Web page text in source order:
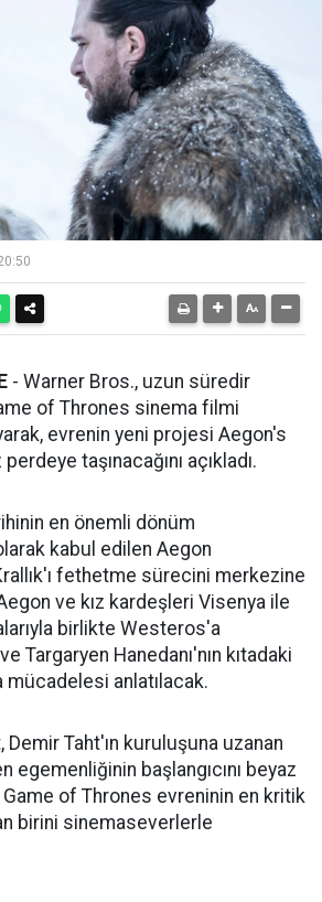
- Warner Bros., uzun süredir
of Thrones sinema filmi
evrenin yeni projesi Aegon's
taşınacağını açıkladı.
en önemli dönüm
kabul edilen Aegon
fethetme sürecini merkezine
ve kız kardeşleri Visenya ile
birlikte Westeros'a
Targaryen Hanedanı'nın kıtadaki
anlatılacak.
Taht'ın kuruluşuna uzanan
egemenliğinin başlangıcını beyaz
Game of Thrones evreninin en kritik
birini sinemaseverlerle